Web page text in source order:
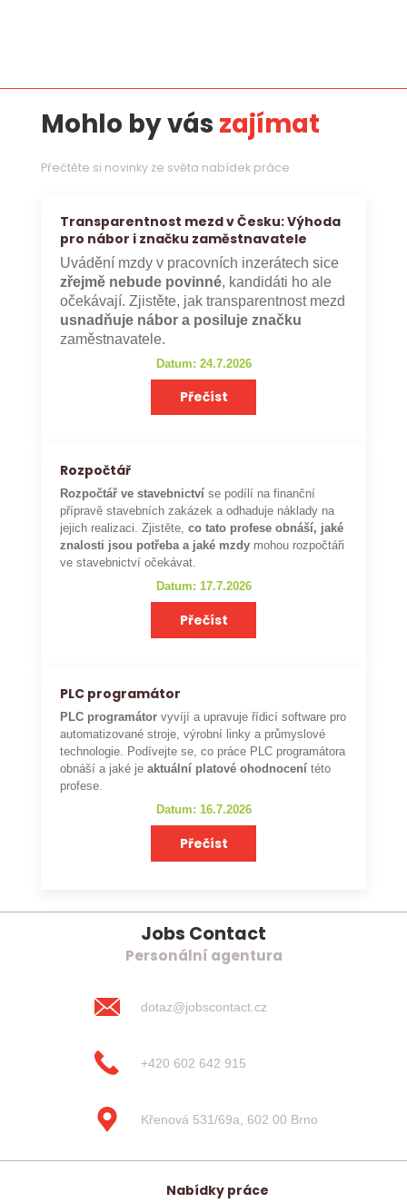
Mohlo by vás zajímat
Přečtěte si novinky ze světa nabídek práce
Transparentnost mezd v Česku: Výhoda
pro nábor i značku zaměstnavatele
Uvádění mzdy v pracovních inzerátech sice
zřejmě nebude povinné, kandidáti ho ale
očekávají. Zjistěte, jak transparentnost mezd
usnadňuje nábor a posiluje značku
zaměstnavatele.
Datum: 24.7.2026
Přečíst
Rozpočtář
Rozpočtář ve stavebnictví se podílí na finanční
přípravě stavebních zakázek a odhaduje náklady na
jejich realizaci. Zjistěte,co tato profese obnáší, jaké
znalosti jsou potřeba a jaké mzdy mohou rozpočtáři
ve stavebnictví očekávat.
Datum: 17.7.2026
Přečíst
PLC programátor
PLC programátor vyvíjí a upravuje řídicí software pro
automatizované stroje, výrobní linky a průmyslové
technologie. Podívejte se, co práce PLC programátora
obnáší a jaké je aktuální platové ohodnocení této
profese.
Datum: 16.7.2026
Přečíst
Jobs Contact
Personální agentura
dotaz@jobscontact.cz
+420 602 642 915
Křenová 531/69a, 602 00 Brno
Nabídky práce